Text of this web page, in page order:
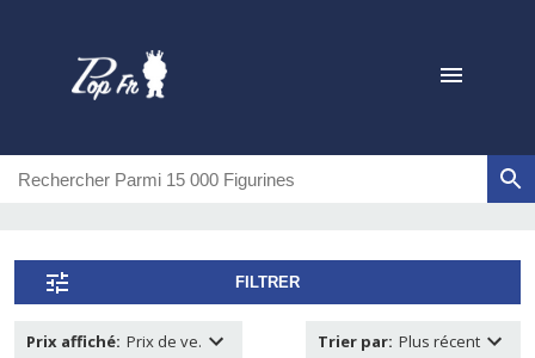
FILTRER
Prix affiché: Prix de ve. Trier par: Plus récent